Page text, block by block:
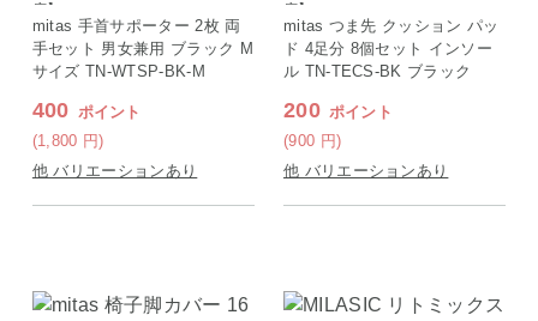
店】
mitas 手首サポーター 2枚 両
手セット 男女兼用 ブラック M
サイズ TN-WTSP-BK-M
400 ポイント
(1,800 円)
他 バリエーションあり
店】
mitas つま先 クッション パッ
ド 4足分 8個セット インソー
ル TN-TECS-BK ブラック
200 ポイント
(900 円)
他 バリエーションあり